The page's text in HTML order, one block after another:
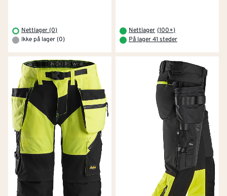
Nettlager (0)
Ikke på lager (0)
Nettlager (100+)
På lager 41 steder